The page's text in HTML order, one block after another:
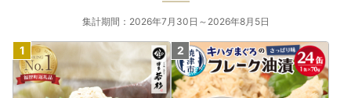
集計期間：2026年7月30日～2026年8月5日